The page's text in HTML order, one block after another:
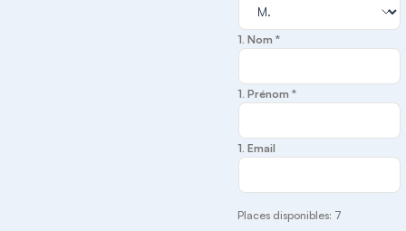
1. Nom *
1. Prénom *
1. Email
Places disponibles: 7